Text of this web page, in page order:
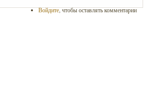
Войдите, чтобы оставлять комментарии